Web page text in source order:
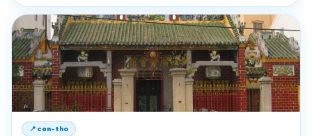
📍 can-tho